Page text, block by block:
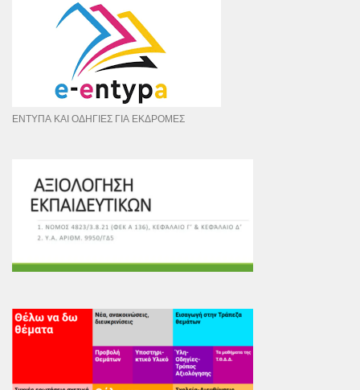
ΕΝΤΥΠΑ ΚΑΙ ΟΔΗΓΙΕΣ ΓΙΑ ΕΚΔΡΟΜΕΣ